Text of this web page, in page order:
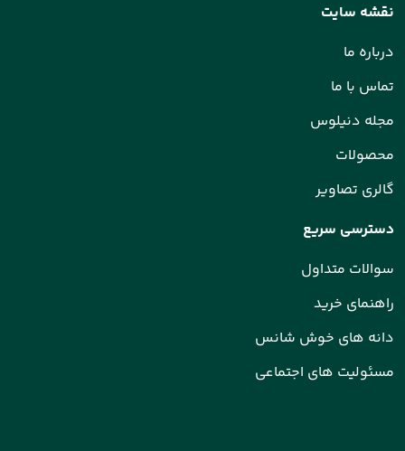
نقشه سایت
درباره ما
تماس با ما
مجله دنیلوس
محصولات
گالری تصاویر
دسترسی سریع
سوالات متداول
راهنمای خرید
دانه های خوش شانس
مسئولیت های اجتماعی